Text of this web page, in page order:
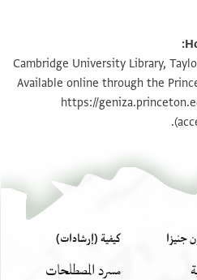
تكبير و تدوير
Cambridge University Library,
Available online through the
https://
جنيزا كيفية (إرشادات)
مسرد المصطلحات